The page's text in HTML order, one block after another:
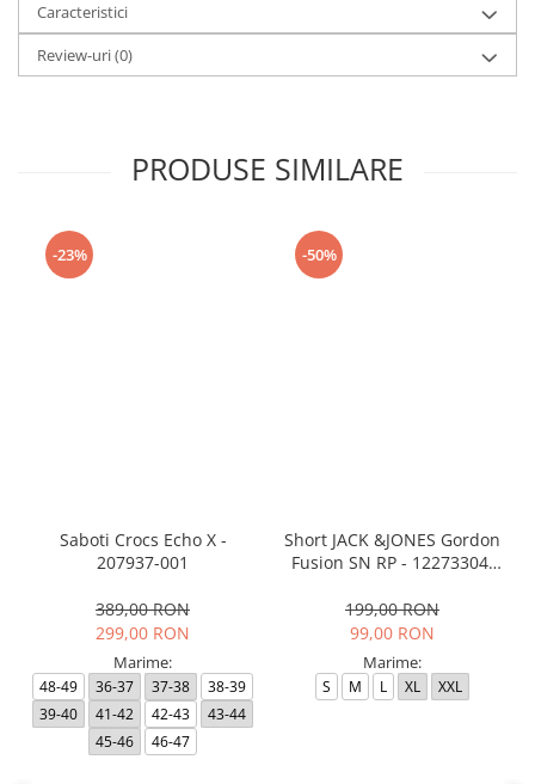
Caracteristici
Review-uri(0)
PRODUSE SIMILARE
-23%
Saboti Crocs Echo X -
207937-001
389,00 RON
299,00 RON
Marime:
48-49 36-37 37-38
38-39
39-40
41-42 42-43
43-44
45-46
46-47
-50%
Short JACK &JONES Gordon
Fusion SN RP - 12273304-
199,00 RON
99,00 RON
Marime:
S M L XL XXL